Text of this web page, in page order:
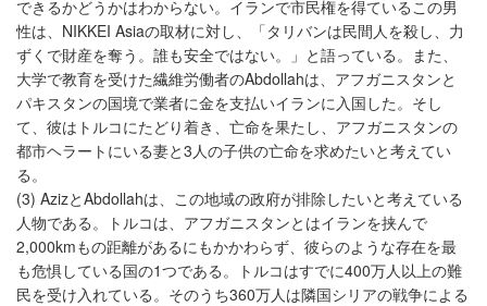
できるかどうかはわからない。イランで市民権を得ているこの男
性は、NIKKEI Asiaの取材に対し、「タリバンは民間人を殺し、力
ずくで財産を奪う。誰も安全ではない。」と語っている。また、
大学で教育を受けた繊維労働者のAbdollahは、アフガニスタンと
パキスタンの国境で業者に金を支払いイランに入国した。そし
て、彼はトルコにたどり着き、亡命を果たし、アフガニスタンの
都市ヘラートにいる妻と3人の子供の亡命を求めたいと考えてい
る。
(3) AzizとAbdollahは、この地域の政府が排除したいと考えている
人物である。トルコは、アフガニスタンとはイランを挟んで
2,000kmもの距離があるにもかかわらず、彼らのような存在を最
も危惧している国の1つである。トルコはすでに400万人以上の難
民を受け入れている。そのうち360万人は隣国シリアの戦争による